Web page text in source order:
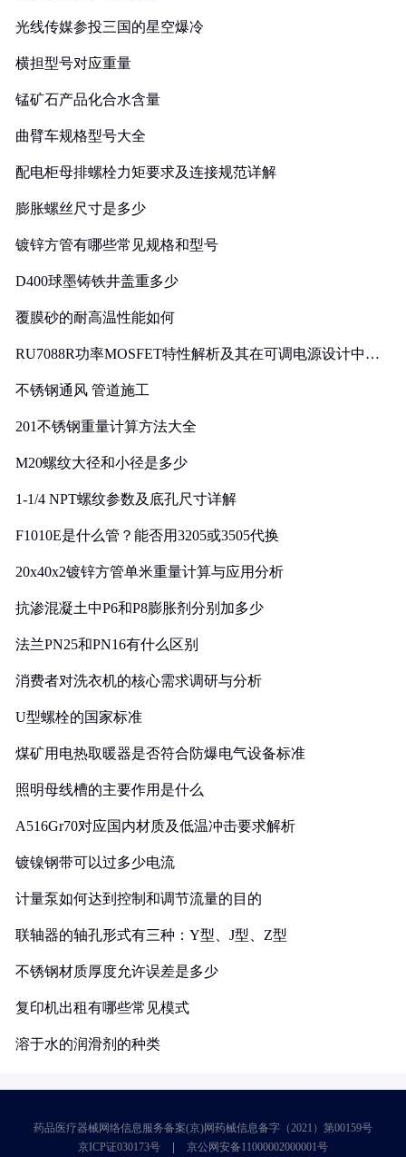
光线传媒参投三国的星空爆冷
横担型号对应重量
锰矿石产品化合水含量
曲臂车规格型号大全
配电柜母排螺栓力矩要求及连接规范详解
膨胀螺丝尺寸是多少
镀锌方管有哪些常见规格和型号
D400球墨铸铁井盖重多少
覆膜砂的耐高温性能如何
RU7088R功率MOSFET特性解析及其在可调电源设计中的
不锈钢通风 管道施工
201不锈钢重量计算方法大全
M20螺纹大径和小径是多少
1-1/4 NPT螺纹参数及底孔尺寸详解
F1010E是什么管？能否用3205或3505代换
20x40x2镀锌方管单米重量计算与应用分析
抗渗混凝土中P6和P8膨胀剂分别加多少
法兰PN25和PN16有什么区别
消费者对洗衣机的核心需求调研与分析
U型螺栓的国家标准
煤矿用电热取暖器是否符合防爆电气设备标准
照明母线槽的主要作用是什么
A516Gr70对应国内材质及低温冲击要求解析
镀镍钢带可以过多少电流
计量泵如何达到控制和调节流量的目的
联轴器的轴孔形式有三种：Y型、J型、Z型
不锈钢材质厚度允许误差是多少
复印机出租有哪些常见模式
溶于水的润滑剂的种类
药品医疗器械网络信息服务备案(京)网药械信息备字（2021）第00159号
京ICP证030173号
京公网安备11000002000001号